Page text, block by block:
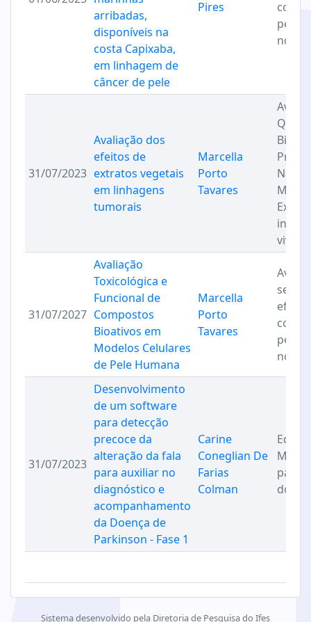
arribadas,
disponíveis na
costa Capixaba,
em linhagem de
câncer de pele
Pires
31/07/2023
Avaliação dos
efeitos de
extratos vegetais
em linhagens
tumorais
Marcella
Porto
Tavares
in
vivo
31/07/2027
Avaliação
Toxicológica e
Funcional de
Compostos
Bioativos em
Modelos Celulares
de Pele Humana
Marcella
Porto
Tavares
31/07/2023
Desenvolvimento
de um software
para detecção
precoce da
alteração da fala
para auxiliar no
diagnóstico e
acompanhamento
da Doença de
Parkinson - Fase 1
Carine
Coneglian De
Farias
Colman
para
do
Sistema desenvolvido pela Diretoria de Pesquisa do Ifes